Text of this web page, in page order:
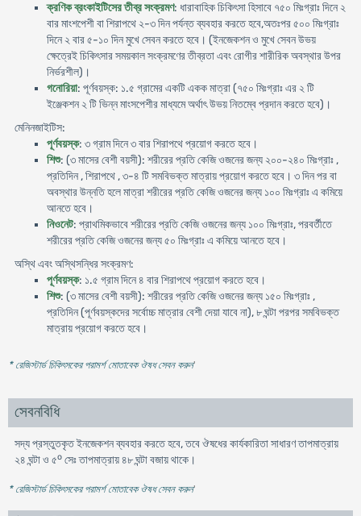
ক্রণিক ব্রংকাইটিসের তীব্র সংক্রমণ: ধারাবাহিক চিকিৎসা হিসাবে ৭৫০ মিঃগ্রাঃ দিনে ২
বার মাংশপেশী বা শিরাপথে ২-৩ দিন পর্যন্ত ব্যবহার করতে হবে,অতঃপর ৫০০ মিঃগ্রাঃ
দিনে ২ বার ৫-১০ দিন মুখে সেবন করতে হবে। (ইনজেকশন ও মুখে সেবন উভয়
ক্ষেত্রেই চিকিৎসার সময়কাল সংক্রমণের তীব্রতা এবং রোগীর শারীরিক অবস্থার উপর
নির্ভরশীল)।
গনোরিয়া: পূর্ণবয়স্ক: ১.৫ গ্রামের একটি একক মাত্রা (৭৫০ মিঃগ্রাঃ এর ২ টি
ইঞ্জেকশন ২ টি ভিন্ন মাংসপেশীর মাধ্যমে অর্থাৎ উভয় নিতম্বে প্রদান করতে হবে)।
মেনিনজাইটিস:
পূর্ণবয়স্ক: ৩ গ্রাম দিনে ৩ বার শিরাপথে প্রয়োগ করতে হবে।
শিশু: (৩ মাসের বেশী বয়সী): শরীরের প্রতি কেজি ওজনের জন্য ২০০-২৪০ মিঃগ্রাঃ ,
প্রতিদিন , শিরাপথে , ৩-৪ টি সমবিভক্ত মাত্রায় প্রয়োগ করতে হবে। ৩ দিন পর বা
অবস্থার উন্নতি হলে মাত্রা শরীরের প্রতি কেজি ওজনের জন্য ১০০ মিঃগ্রাঃ এ কমিয়ে
আনতে হবে।
নিওনেট: প্রাথমিকভাবে শরীরের প্রতি কেজি ওজনের জন্য ১০০ মিঃগ্রাঃ, পরবর্তীতে
শরীরের প্রতি কেজি ওজনের জন্য ৫০ মিঃগ্রাঃ এ কমিয়ে আনতে হবে।
অস্থি এবং অস্থিসন্ধির সংক্রমণ:
পূর্ণবয়স্ক: ১.৫ গ্রাম দিনে ৪ বার শিরাপথে প্রয়োগ করতে হবে।
শিশু: (৩ মাসের বেশী বয়সী): শরীরের প্রতি কেজি ওজনের জন্য ১৫০ মিঃগ্রাঃ ,
প্রতিদিন (পূর্ণবয়স্কদের সর্বোচ্চ মাত্রার বেশী দেয়া যাবে না), ৮ ঘন্টা পরপর সমবিভক্ত
মাত্রায় প্রয়োগ করতে হবে।
* রেজিস্টার্ড চিকিৎসকের পরামর্শ মোতাবেক ঔষধ সেবন করুন'
সেবনবিধি
সদ্য প্রস্তুতকৃত ইনজেকশন ব্যবহার করতে হবে, তবে ঔষধের কার্যকারিতা সাধারণ তাপমাত্রায়
২৪ ঘন্টা ও ৫oসেঃ তাপমাত্রায় ৪৮ ঘন্টা বজায় থাকে।
* রেজিস্টার্ড চিকিৎসকের পরামর্শ মোতাবেক ঔষধ সেবন করুন'